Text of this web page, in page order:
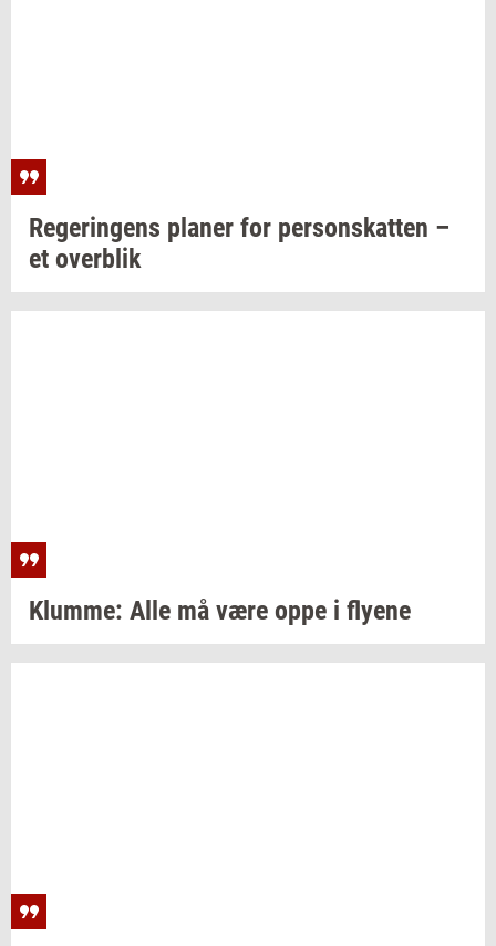
Re­ge­rin­gens pla­ner for per­sonskat­ten –
et over­blik
Klum­me: Alle må være oppe i fly­e­ne